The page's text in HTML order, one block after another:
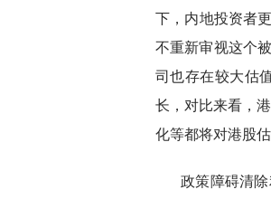
下，内地投资者
不重新审视这个
司也存在较大估
长，对比来看，
化等都将对港股
政策障碍清